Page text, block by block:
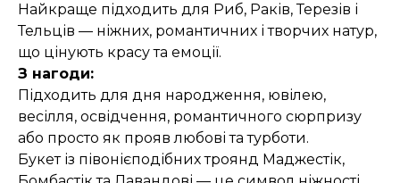
Найкраще підходить для Риб, Раків, Терезів і
Тельців — ніжних, романтичних і творчих натур,
що цінують красу та емоції.
З нагоди:
Підходить для дня народження, ювілею,
весілля, освідчення, романтичного сюрпризу
або просто як прояв любові та турботи.
Букет із півонієподібних троянд Маджестік,